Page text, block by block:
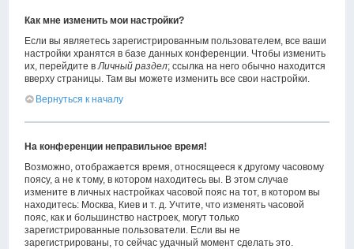
Как мне изменить мои настройки?
Если вы являетесь зарегистрированным пользователем, все ваши
настройки хранятся в базе данных конференции. Чтобы изменить
их, перейдите вЛичный раздел; ссылка на него обычно находится
вверху страницы. Там вы можете изменить все свои настройки.
Вернуться к началу
На конференции неправильное время!
Возможно, отображается время, относящееся к другому часовому
поясу, а не к тому, в котором находитесь вы. В этом случае
измените в личных настройках часовой пояс на тот, в котором вы
находитесь: Москва, Киев и т. д. Учтите, что изменять часовой
пояс, как и большинство настроек, могут только
зарегистрированные пользователи. Если вы не
зарегистрированы, то сейчас удачный момент сделать это.